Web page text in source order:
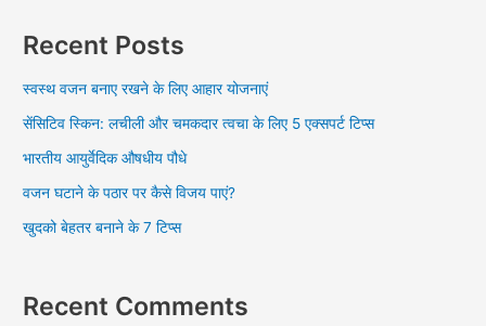
Recent Posts
स्वस्थ वजन बनाए रखने के लिए आहार योजनाएं
सेंसिटिव स्किन: लचीली और चमकदार त्वचा के लिए 5 एक्सपर्ट टिप्स
भारतीय आयुर्वेदिक औषधीय पौधे
वजन घटाने के पठार पर कैसे विजय पाएं?
खुदको बेहतर बनाने के 7 टिप्स
Recent Comments